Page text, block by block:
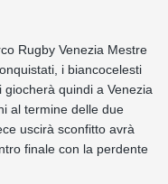
Rugby Venezia Mestre
i biancocelesti
quindi a Venezia
al termine delle due
uscirà sconfitto avrà
finale con la perdente